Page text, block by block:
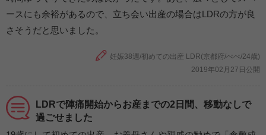
ースにも余裕があるので、立ち会い出産の場合はLDRの方が良
さそうだと思いました。
妊娠38週/初めての出産 LDR(京都府/ぺぺ/24歳)
2019年02月27日公開
LDRで陣痛開始からお産までの2日間、移動なしで
過ごせました